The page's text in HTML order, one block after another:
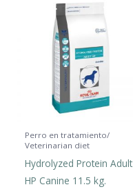
Perro en tratamiento/
Veterinarian diet
Hydrolyzed Protein Adult
HP Canine 11.5 kg.